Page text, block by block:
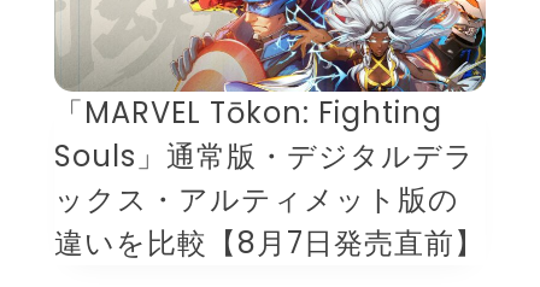
「MARVEL Tōkon: Fighting
Souls」通常版・デジタルデラ
ックス・アルティメット版の
違いを比較【8月7日発売直前】